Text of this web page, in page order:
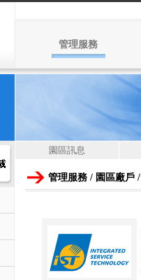
管理服務
園區訊息
管理服務 / 園區廠戶 /